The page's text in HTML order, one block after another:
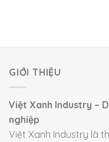
GIỚI THIỆU
Việt Xanh Industry –
nghiệp
Việt Xanh Industry là